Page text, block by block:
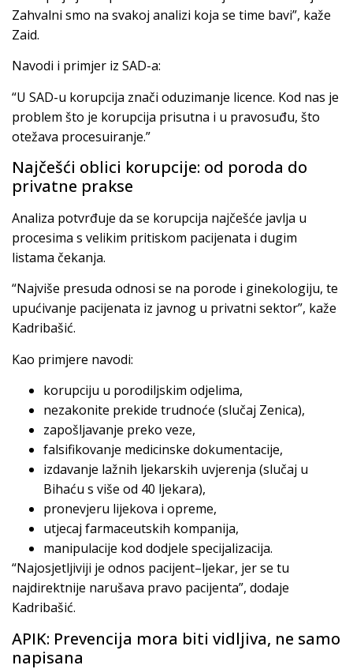
Zahvalni smo na svakoj analizi koja se time bavi”, kaže
Zaid.
Navodi i primjer iz SAD-a:
“U SAD-u korupcija znači oduzimanje licence. Kod nas je
problem što je korupcija prisutna i u pravosuđu, što
otežava procesuiranje.”
Najčešći oblici korupcije: od poroda do
privatne prakse
Analiza potvrđuje da se korupcija najčešće javlja u
procesima s velikim pritiskom pacijenata i dugim
listama čekanja.
“Najviše presuda odnosi se na porode i ginekologiju, te
upućivanje pacijenata iz javnog u privatni sektor”, kaže
Kadribašić.
Kao primjere navodi:
korupciju u porodiljskim odjelima,
nezakonite prekide trudnoće (slučaj Zenica),
zapošljavanje preko veze,
falsifikovanje medicinske dokumentacije,
izdavanje lažnih ljekarskih uvjerenja (slučaj u
Bihaću s više od 40 ljekara),
pronevjeru lijekova i opreme,
utjecaj farmaceutskih kompanija,
manipulacije kod dodjele specijalizacija.
“Najosjetljiviji je odnos pacijent–ljekar, jer se tu
najdirektnije narušava pravo pacijenta”, dodaje
Kadribašić.
APIK: Prevencija mora biti vidljiva, ne samo
napisana